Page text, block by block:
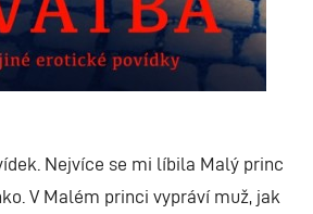
Nejvíce se mi líbila Malý princ
V Malém princi vypráví muž, jak